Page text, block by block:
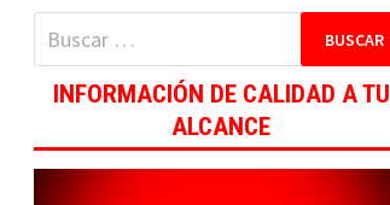
Buscar:
INFORMACIÓN DE CALIDAD A TU
ALCANCE